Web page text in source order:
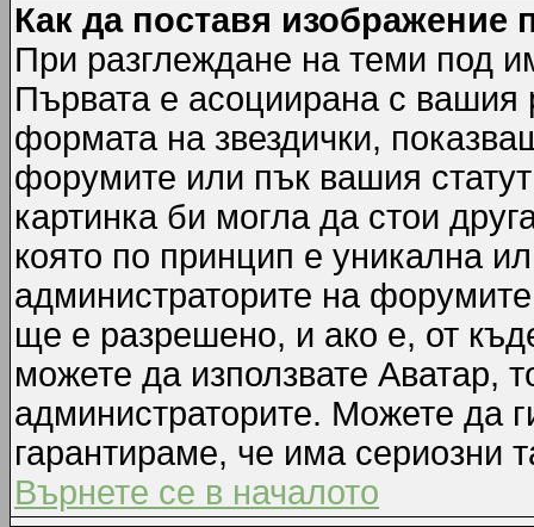
Как да поставя изображение
При разглеждане на теми под
Първата е асоциирана с вашия
формата на звездички,
форумите или пък вашия
картинка би могла да стои
която по принцип е уникална
администраторите на
ще е разрешено, и ако е, от
можете да използвате Аватар,
администраторите. Можете да
гарантираме, че има сериозни
Върнете се в началото